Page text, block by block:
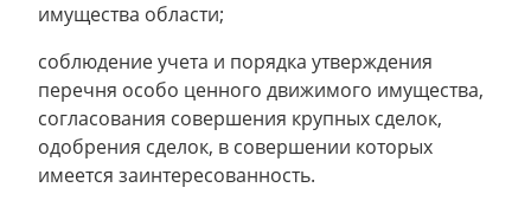
имущества области;
соблюдение учета и порядка утверждения
перечня особо ценного движимого имущества,
согласования совершения крупных сделок,
одобрения сделок, в совершении которых
имеется заинтересованность.